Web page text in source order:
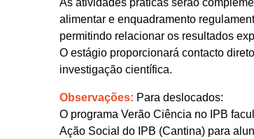
alimentar e enquadramento
permitindo relacionar os resultados
O estágio proporcionará contacto
investigação científica.
Observações: Para deslocados:
O programa Verão Ciência no IPB
Ação Social do IPB (Cantina) para